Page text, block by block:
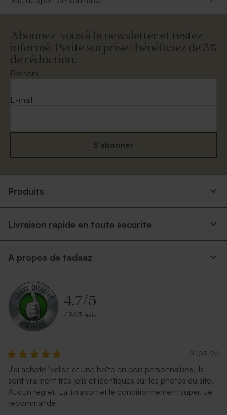
Abonnez-vous à la newsletter et restez
informé. Petite surprise : bénéficiez de 5%
de réduction.
Prénom
E-mail
S'abonner
Produits
Livraison rapide en toute securite
A propos de tadaaz
4.7/5
4863 avis
01.08.26
J'ai acheté 1valise et une boîte en bois personnalisés, ils
sont vraiment très jolis et identiques sur les photos du site.
Aucun regret. La livraison et le conditionnement super. Je
recommande